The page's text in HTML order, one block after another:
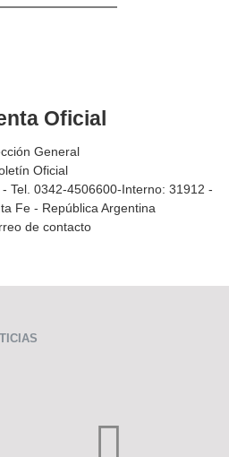
Oficial
General
Oficial
Tel. 0342-4506600-Interno: 31912 -
Fe - República Argentina
de contacto